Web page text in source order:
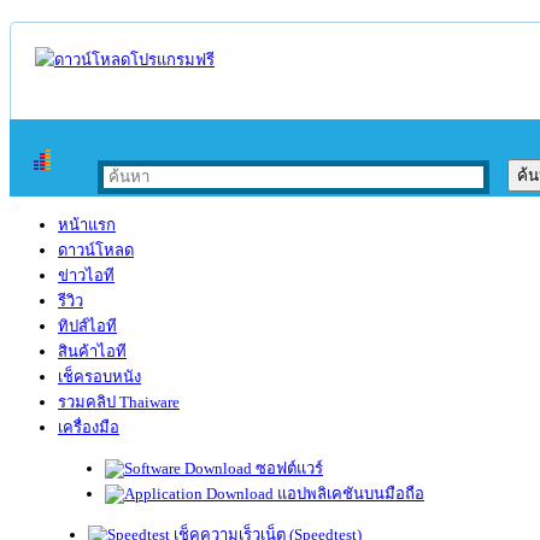
หน้าแรก
ดาวน์โหลด
ข่าวไอที
รีวิว
ทิปส์ไอที
สินค้าไอที
เช็ครอบหนัง
รวมคลิป Thaiware
เครื่องมือ
ซอฟต์แวร์
แอปพลิเคชันบนมือถือ
เช็คความเร็วเน็ต (Speedtest)